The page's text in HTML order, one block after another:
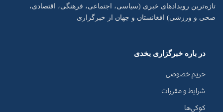
تازه‌ترین رویدادهای خبری (سیاسی، اجتماعی، فرهنگی، اقتصادی،
صحی و ورزشی) افغانستان و جهان از خبرگزاری
در باره خبرگزاری بخدی
حریم خصوصی
شرایط و مقررات
کوکی‌ها